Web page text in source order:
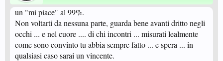
un "mi piace" al 99%.
Non voltarti da nessuna parte, guarda bene avanti dritto negli
occhi ... e nel cuore .... di chi incontri ... misurati lealmente
come sono convinto tu abbia sempre fatto ... e spera ... in
qualsiasi caso sarai un vincente.